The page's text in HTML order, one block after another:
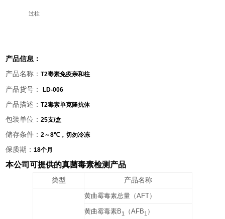
过柱
产品信息：
产品名称：T2毒素免疫亲和柱
产品货号： LD-006
产品描述：T2毒素单克隆抗体
包装单位：25支/盒
储存条件：2～8℃ ，切勿冷冻
保质期：18个月
本公司可提供的真菌毒素检测产品
类型 产品名称
黄曲霉毒素总量（AFT）
黄曲霉毒素B1 （AFB1 ）